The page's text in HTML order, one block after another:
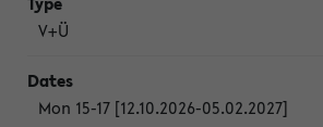
V+Ü
Mon 15-17 [12.10.2026-05.02.2027]